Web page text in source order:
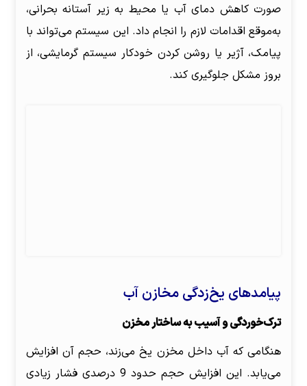
صورت کاهش دمای آب یا محیط به زیر آستانه بحرانی،
به‌موقع اقدامات لازم را انجام داد. این سیستم می‌تواند با
پیامک، آژیر یا روشن کردن خودکار سیستم گرمایشی، از
بروز مشکل جلوگیری کند.
پیامدهای یخ‌زدگی مخازن آب
ترک‌خوردگی و آسیب به ساختار مخزن
هنگامی که آب داخل مخزن یخ می‌زند، حجم آن افزایش
می‌یابد. این افزایش حجم حدود 9 درصدی فشار زیادی